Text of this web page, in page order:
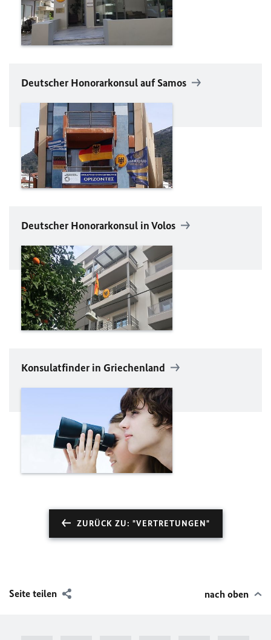
Deutscher Honorarkonsul auf Samos
Deutscher Honorarkonsul in Volos
Konsulatfinder in Griechenland
ZURÜCK ZU: "VERTRETUNGEN"
Seite teilen nach oben